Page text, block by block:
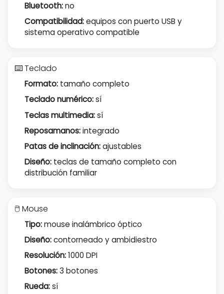
Bluetooth:no
Compatibilidad:equipos con puerto USB y
sistema operativo compatible
⌨️ Teclado
Formato:tamaño completo
Teclado numérico:sí
Teclas multimedia:sí
Reposamanos:integrado
Patas de inclinación:ajustables
Diseño:teclas de tamaño completo con
distribución familiar
🖱️ Mouse
Tipo:mouse inalámbrico óptico
Diseño:contorneado y ambidiestro
Resolución:1000 DPI
Botones:3 botones
Rueda:sí